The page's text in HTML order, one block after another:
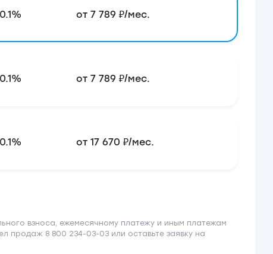
от 7 789 ₽/мес.
от 7 789 ₽/мес.
от 17 670 ₽/мес.
взноса, ежемесячному платежу и иным платежам
продаж 8 800 234-03-03 или оставьте заявку на